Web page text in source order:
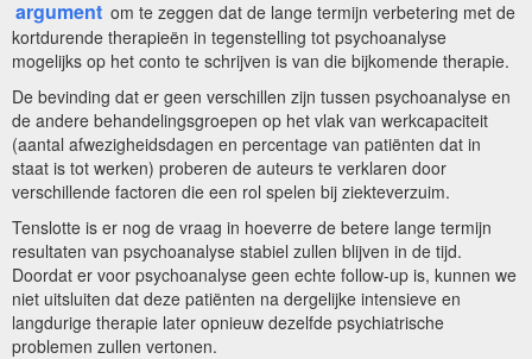
argument om te zeggen dat de lange termijn verbetering met de
kortdurende therapieën in tegenstelling tot psychoanalyse
mogelijks op het conto te schrijven is van die bijkomende therapie.
De bevinding dat er geen verschillen zijn tussen psychoanalyse en
de andere behandelingsgroepen op het vlak van werkcapaciteit
(aantal afwezigheidsdagen en percentage van patiënten dat in
staat is tot werken) proberen de auteurs te verklaren door
verschillende factoren die een rol spelen bij ziekteverzuim.
Tenslotte is er nog de vraag in hoeverre de betere lange termijn
resultaten van psychoanalyse stabiel zullen blijven in de tijd.
Doordat er voor psychoanalyse geen echte follow-up is, kunnen we
niet uitsluiten dat deze patiënten na dergelijke intensieve en
langdurige therapie later opnieuw dezelfde psychiatrische
problemen zullen vertonen.